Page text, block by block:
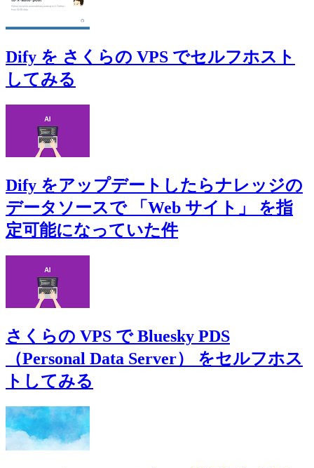
Dify を さくらの VPS でセルフホスト
してみる
Dify をアップデートしたらナレッジの
データソースで 「Web サイト」 を指
定可能になっていた件
さくらの VPS で Bluesky PDS
（Personal Data Server） をセルフホス
トしてみる